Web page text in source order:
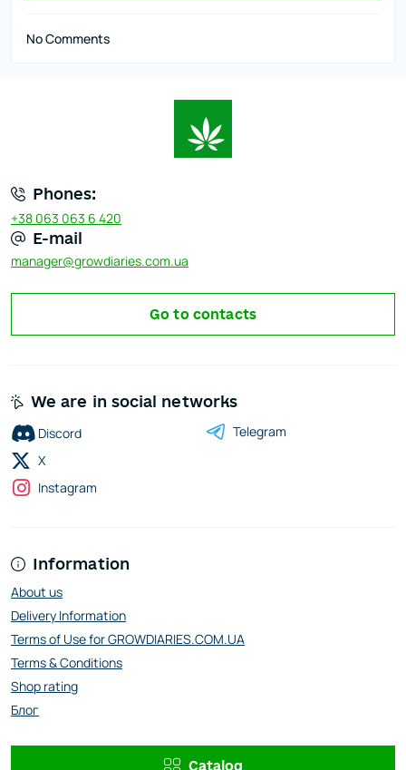
No Comments
Phones:
+38 063 063 6 420
E-mail
manager@growdiaries.com.ua
Go to contacts
Information
About us
Delivery Information
Terms of Use for GROWDIARIES.COM.UA
Terms & Conditions
Shop rating
Блог
Catalog
We are in social networks
Discord
X
Instagram
Telegram